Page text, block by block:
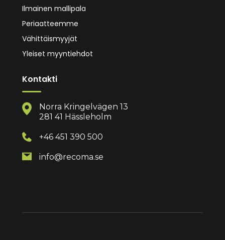
Ilmainen mallipala
Periaatteemme
Vähittäismyyjät
Yleiset myyntiehdot
Kontakti
Norra Kringelvägen 13
281 41 Hässleholm
+46 451 390 500
info@recoma.se